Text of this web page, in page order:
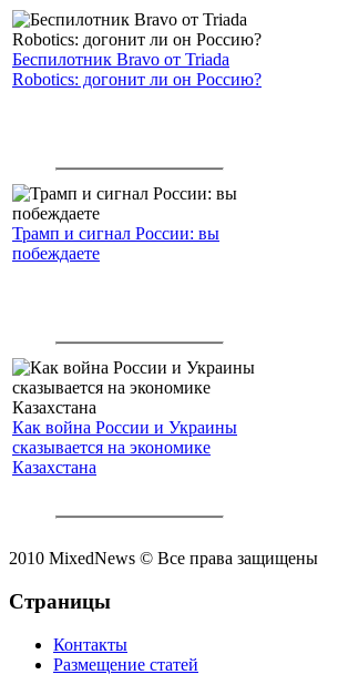
Беспилотник Bravo от Triada
Robotics: догонит ли он Россию?
Трамп и сигнал России: вы
побеждаете
Как война России и Украины
сказывается на экономике
Казахстана
2010 MixedNews © Все права защищены
Страницы
Контакты
Размещение статей